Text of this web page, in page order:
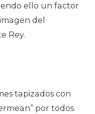
ello un factor
del
Rey.
tapizados con
por todos